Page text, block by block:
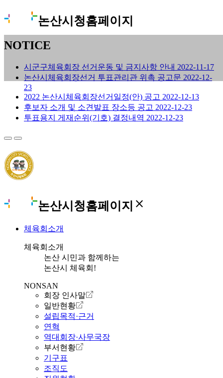
논산시청홈페이지
NOTICE
시군구체육회장 선거운동 및 금지사항 안내 2022-11-17
논산시체육회장선거 투표관리관 위촉 공고문 2022-12-
23
2022 논산시체육회장선거일정(안) 공고 2022-12-13
후보자 소개 및 소견발표 장소등 공고 2022-12-23
투표용지 게재순위(기호) 결정내역 2022-12-23
논산시청홈페이지 close
체육회소개
체육회소개
논산 시민과 함께하는
논산시 체육회!
NONSAN
회장 인사말
일반현황
설립목적·근거
연혁
역대회장·사무국장
부서현황
기구표
조직도